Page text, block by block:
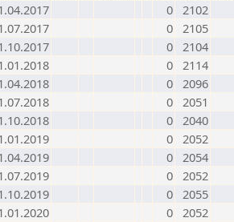
0 2102
0 2105
0 2104
0 2114
0 2096
0 2051
0 2040
0 2052
0 2054
0 2052
0 2055
0 2052